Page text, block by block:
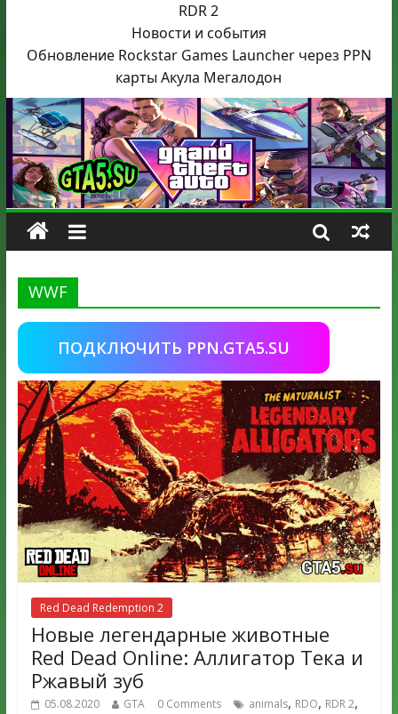
RDR 2
Новости и события
Обновление Rockstar Games Launcher через PPN
карты Акула Мегалодон
WWF
ПОДКЛЮЧИТЬ PPN.GTA5.SU
Red Dead Redemption 2
Новые легендарные животные
Red Dead Online: Аллигатор Тека и
Ржавый зуб
05.08.2020 GTA 0 Comments animals, RDO, RDR 2,